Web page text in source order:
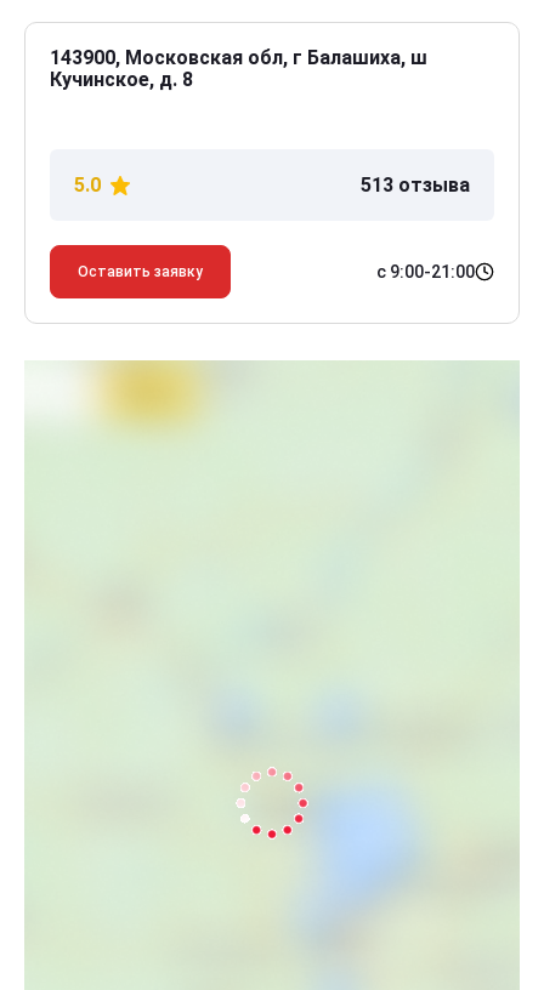
143900, Московская обл, г Балашиха, ш
Кучинское, д. 8
5.0 513 отзыва
Оставить заявку с 9:00-21:00